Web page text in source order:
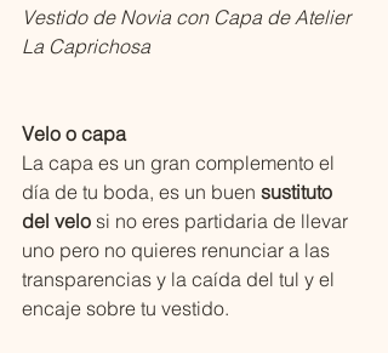
Vestido de Novia con Capa de Atelier
La Caprichosa
Velo o capa
La capa es un gran complemento el
día de tu boda, es un buen sustituto
del velo si no eres partidaria de llevar
uno pero no quieres renunciar a las
transparencias y la caída del tul y el
encaje sobre tu vestido.